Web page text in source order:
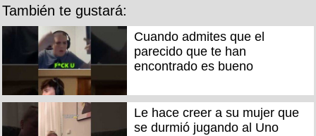
También te gustará:
Cuando admites que el
parecido que te han
encontrado es bueno
Le hace creer a su mujer que
se durmió jugando al Uno